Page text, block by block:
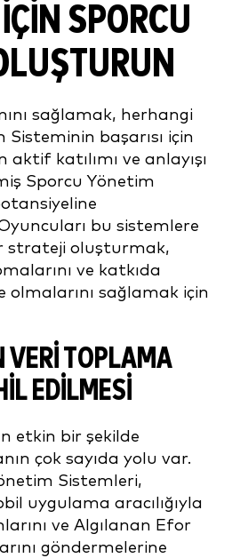
SPORCU
sağlamak, herhangi
başarısı için
aktif katılımı ve anlayışı
Sporcu Yönetim
bu sistemlere
strateji oluşturmak,
ve katkıda
sağlamak için
VERI TOPLAMA
EDILMESI
etkin bir şekilde
çok sayıda yolu var.
Sistemleri,
uygulama aracılığıyla
ve Algılanan Efor
göndermelerine